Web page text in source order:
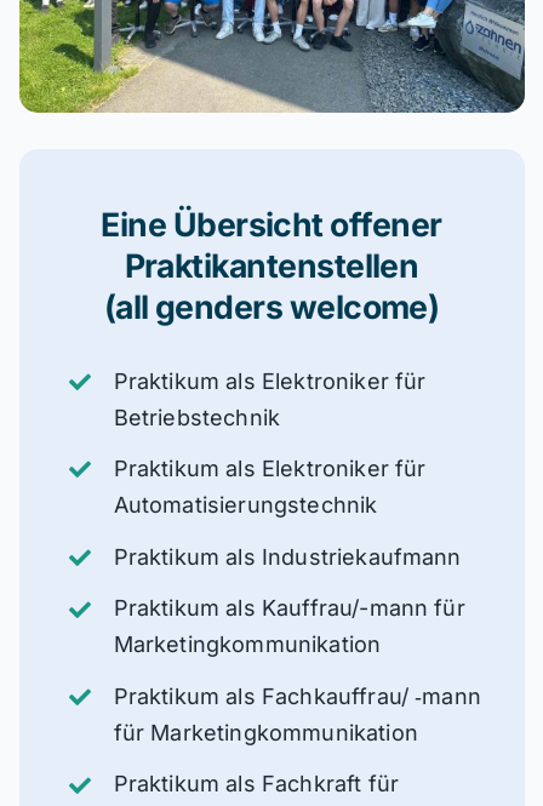
Eine Übersicht offener
Praktikantenstellen
(all genders welcome)
Praktikum als Elektroniker für
Betriebstechnik
Praktikum als Elektroniker für
Automatisierungstechnik
Praktikum als Industriekaufmann
Praktikum als Kauffrau/-mann für
Marketingkommunikation
Praktikum als Fachkauffrau/ ‑mann
für Marketingkommunikation
Praktikum als Fachkraft für